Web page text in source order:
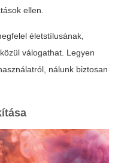
ellen.
életstílusának,
válogathat. Legyen
nálunk biztosan